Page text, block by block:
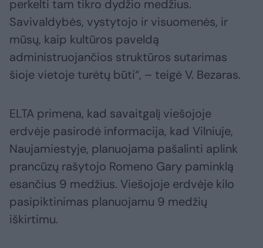
perkelti tam tikro dydžio medžius.
Savivaldybės, vystytojo ir visuomenės, ir
mūsų, kaip kultūros paveldą
administruojančios struktūros sutarimas
šioje vietoje turėtų būti“, – teigė V. Bezaras.
ELTA primena, kad savaitgalį viešojoje
erdvėje pasirodė informacija, kad Vilniuje,
Naujamiestyje, planuojama pašalinti aplink
prancūzų rašytojo Romeno Gary paminklą
esančius 9 medžius. Viešojoje erdvėje kilo
pasipiktinimas planuojamu 9 medžių
iškirtimu.